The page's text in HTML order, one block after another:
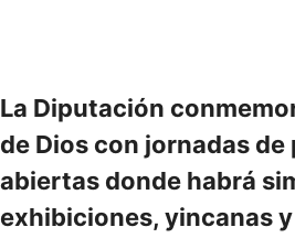
La Diputación
de Dios con jornadas
abiertas donde habrá
exhibiciones, yincanas